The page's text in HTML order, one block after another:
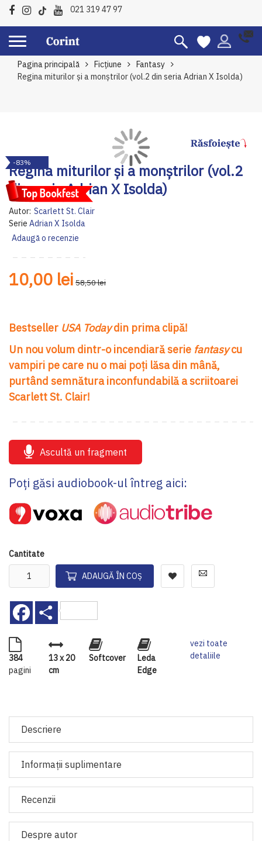
021 319 47 97
Pagina principală Ficțiune
Fantasy
Regina miturilor și a monștrilor (vol.2 din seria Adrian X Isolda)
Regina miturilor și a monștrilor (vol.2
din seria Adrian X Isolda)
Autor: Scarlett St. Clair
Serie Adrian X Isolda
Adaugă o recenzie
10,00 lei 58,50 lei
Bestseller USA Todaydin prima clipă!
Un nou volum dintr-o incendiară serie fantasycu
vampiri pe care nu o mai poți lăsa din mână,
purtând semnătura inconfundabilă a scriitoarei
Scarlett St. Clair!
Ascultă un fragment
Poți găsi audiobook-ul întreg aici:
Cantitate
ADAUGĂ ÎN COȘ
Facebook
384
pagini
13 x 20
cm
Softcover
Leda
Edge
vezi toate
detaliile
to
the
end
of
the
images
gallery
-83%
Descriere
Informaţii suplimentare
Recenzii
Despre autor